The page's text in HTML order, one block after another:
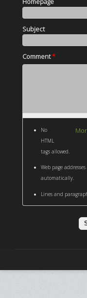
Subject
Comment*
No
HTML
tags allowed.
Web page
automatically.
Lines and